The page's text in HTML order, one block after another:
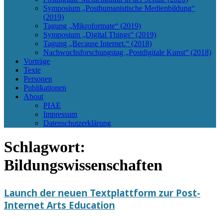
Symposium „Posthumanistische Medienbildung“
(2019)
Tagung „Mikroformate“ (2019)
Symposium „Digital Things“ (2019)
Tagung „Because Internet.“ (2018)
Nachwuchsforschungstag „Postdigitale Kunst“ (2018)
Vorträge
Texte
Personen
Publikationen
About
PIAE
Impressum
Datenschutzerklärung
Schlagwort:
Bildungswissenschaften
Launch der neuen Textplattform zur Post-
Internet Arts Education